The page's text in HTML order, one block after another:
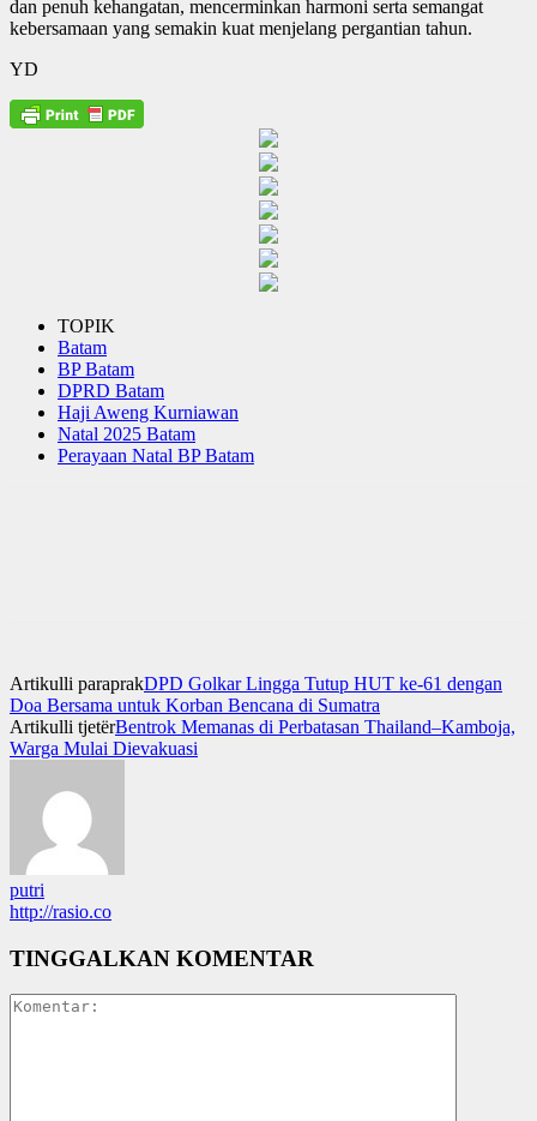
dan penuh kehangatan, mencerminkan harmoni serta semangat
kebersamaan yang semakin kuat menjelang pergantian tahun.
YD
TOPIK
Batam
BP Batam
DPRD Batam
Haji Aweng Kurniawan
Natal 2025 Batam
Perayaan Natal BP Batam
Artikulli paraprakDPD Golkar Lingga Tutup HUT ke-61 dengan
Doa Bersama untuk Korban Bencana di Sumatra
Artikulli tjetërBentrok Memanas di Perbatasan Thailand–Kamboja,
Warga Mulai Dievakuasi
putri
http://rasio.co
TINGGALKAN KOMENTAR